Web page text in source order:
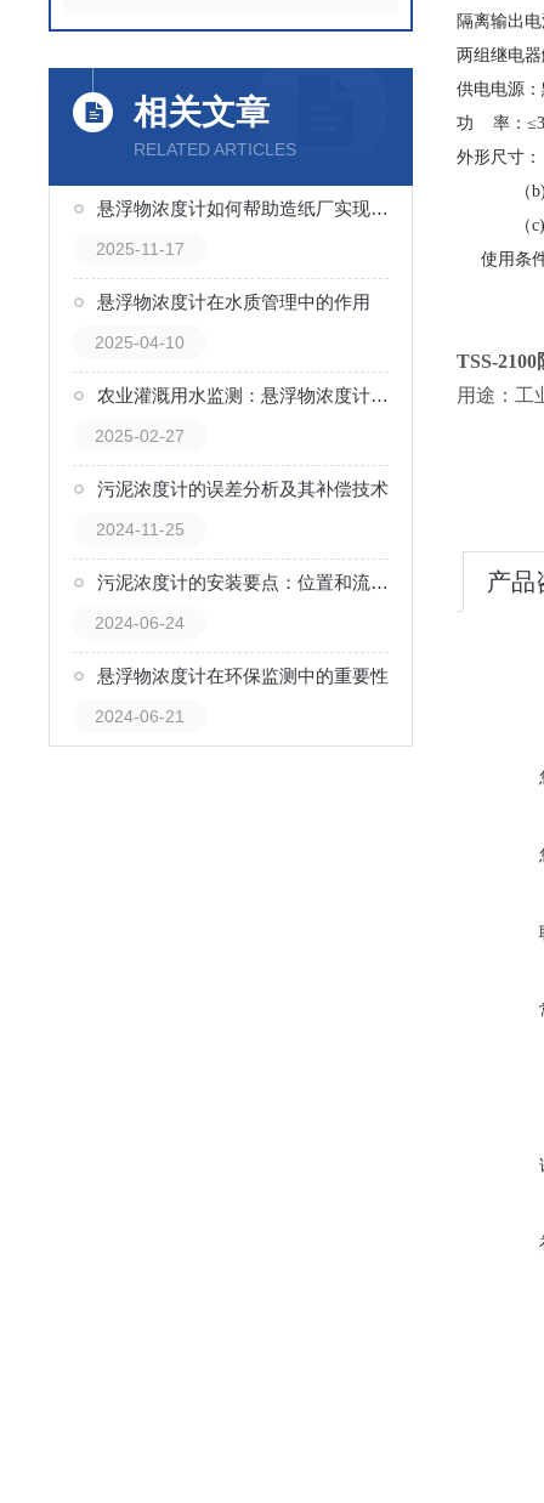
相关文章
RELATED ARTICLES
悬浮物浓度计如何帮助造纸厂实现节水减排
2025-11-17
悬浮物浓度计在水质管理中的作用
2025-04-10
农业灌溉用水监测：悬浮物浓度计的新使命
2025-02-27
污泥浓度计的误差分析及其补偿技术
2024-11-25
污泥浓度计的安装要点：位置和流程的影响
2024-06-24
悬浮物浓度计在环保监测中的重要性
2024-06-21
隔离输出
两组继电
供电电源：
功 率：
外形尺寸：
（b)防护
（c)更
使用条件
TSS-2100
用途：工
产品